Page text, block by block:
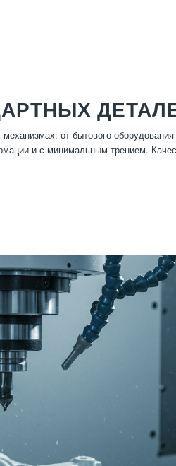
от бытового
и с минимальным трением.